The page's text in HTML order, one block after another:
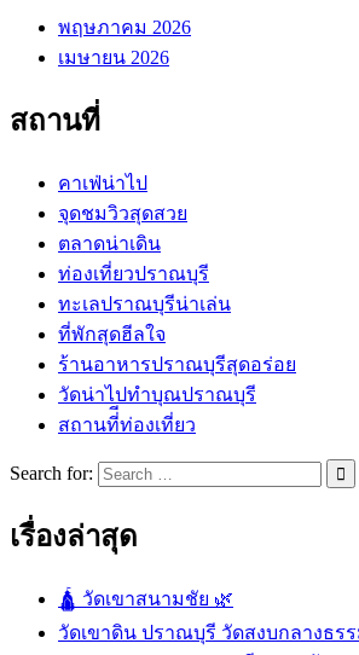
พฤษภาคม 2026
เมษายน 2026
สถานที่
คาเฟ่น่าไป
จุดชมวิวสุดสวย
ตลาดน่าเดิน
ท่องเที่ยวปราณบุรี
ทะเลปราณบุรีน่าเล่น
ที่พักสุดฮีลใจ
ร้านอาหารปราณบุรีสุดอร่อย
วัดน่าไปทำบุณปราณบุรี
สถานที่ีท่องเที่ยว
Search for:
เรื่องล่าสุด
🛕 วัดเขาสนามชัย 🌿
วัดเขาดิน ปราณบุรี วัดสงบกลางธ